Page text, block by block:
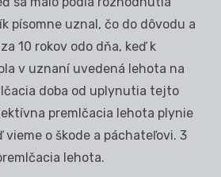
písomne uznal, čo do dôvodu a
10 rokov odo dňa, keď k
v uznaní uvedená lehota na
doba od uplynutia tejto
premlčacia lehota plynie
vieme o škode a páchateľovi. 3
lehota.